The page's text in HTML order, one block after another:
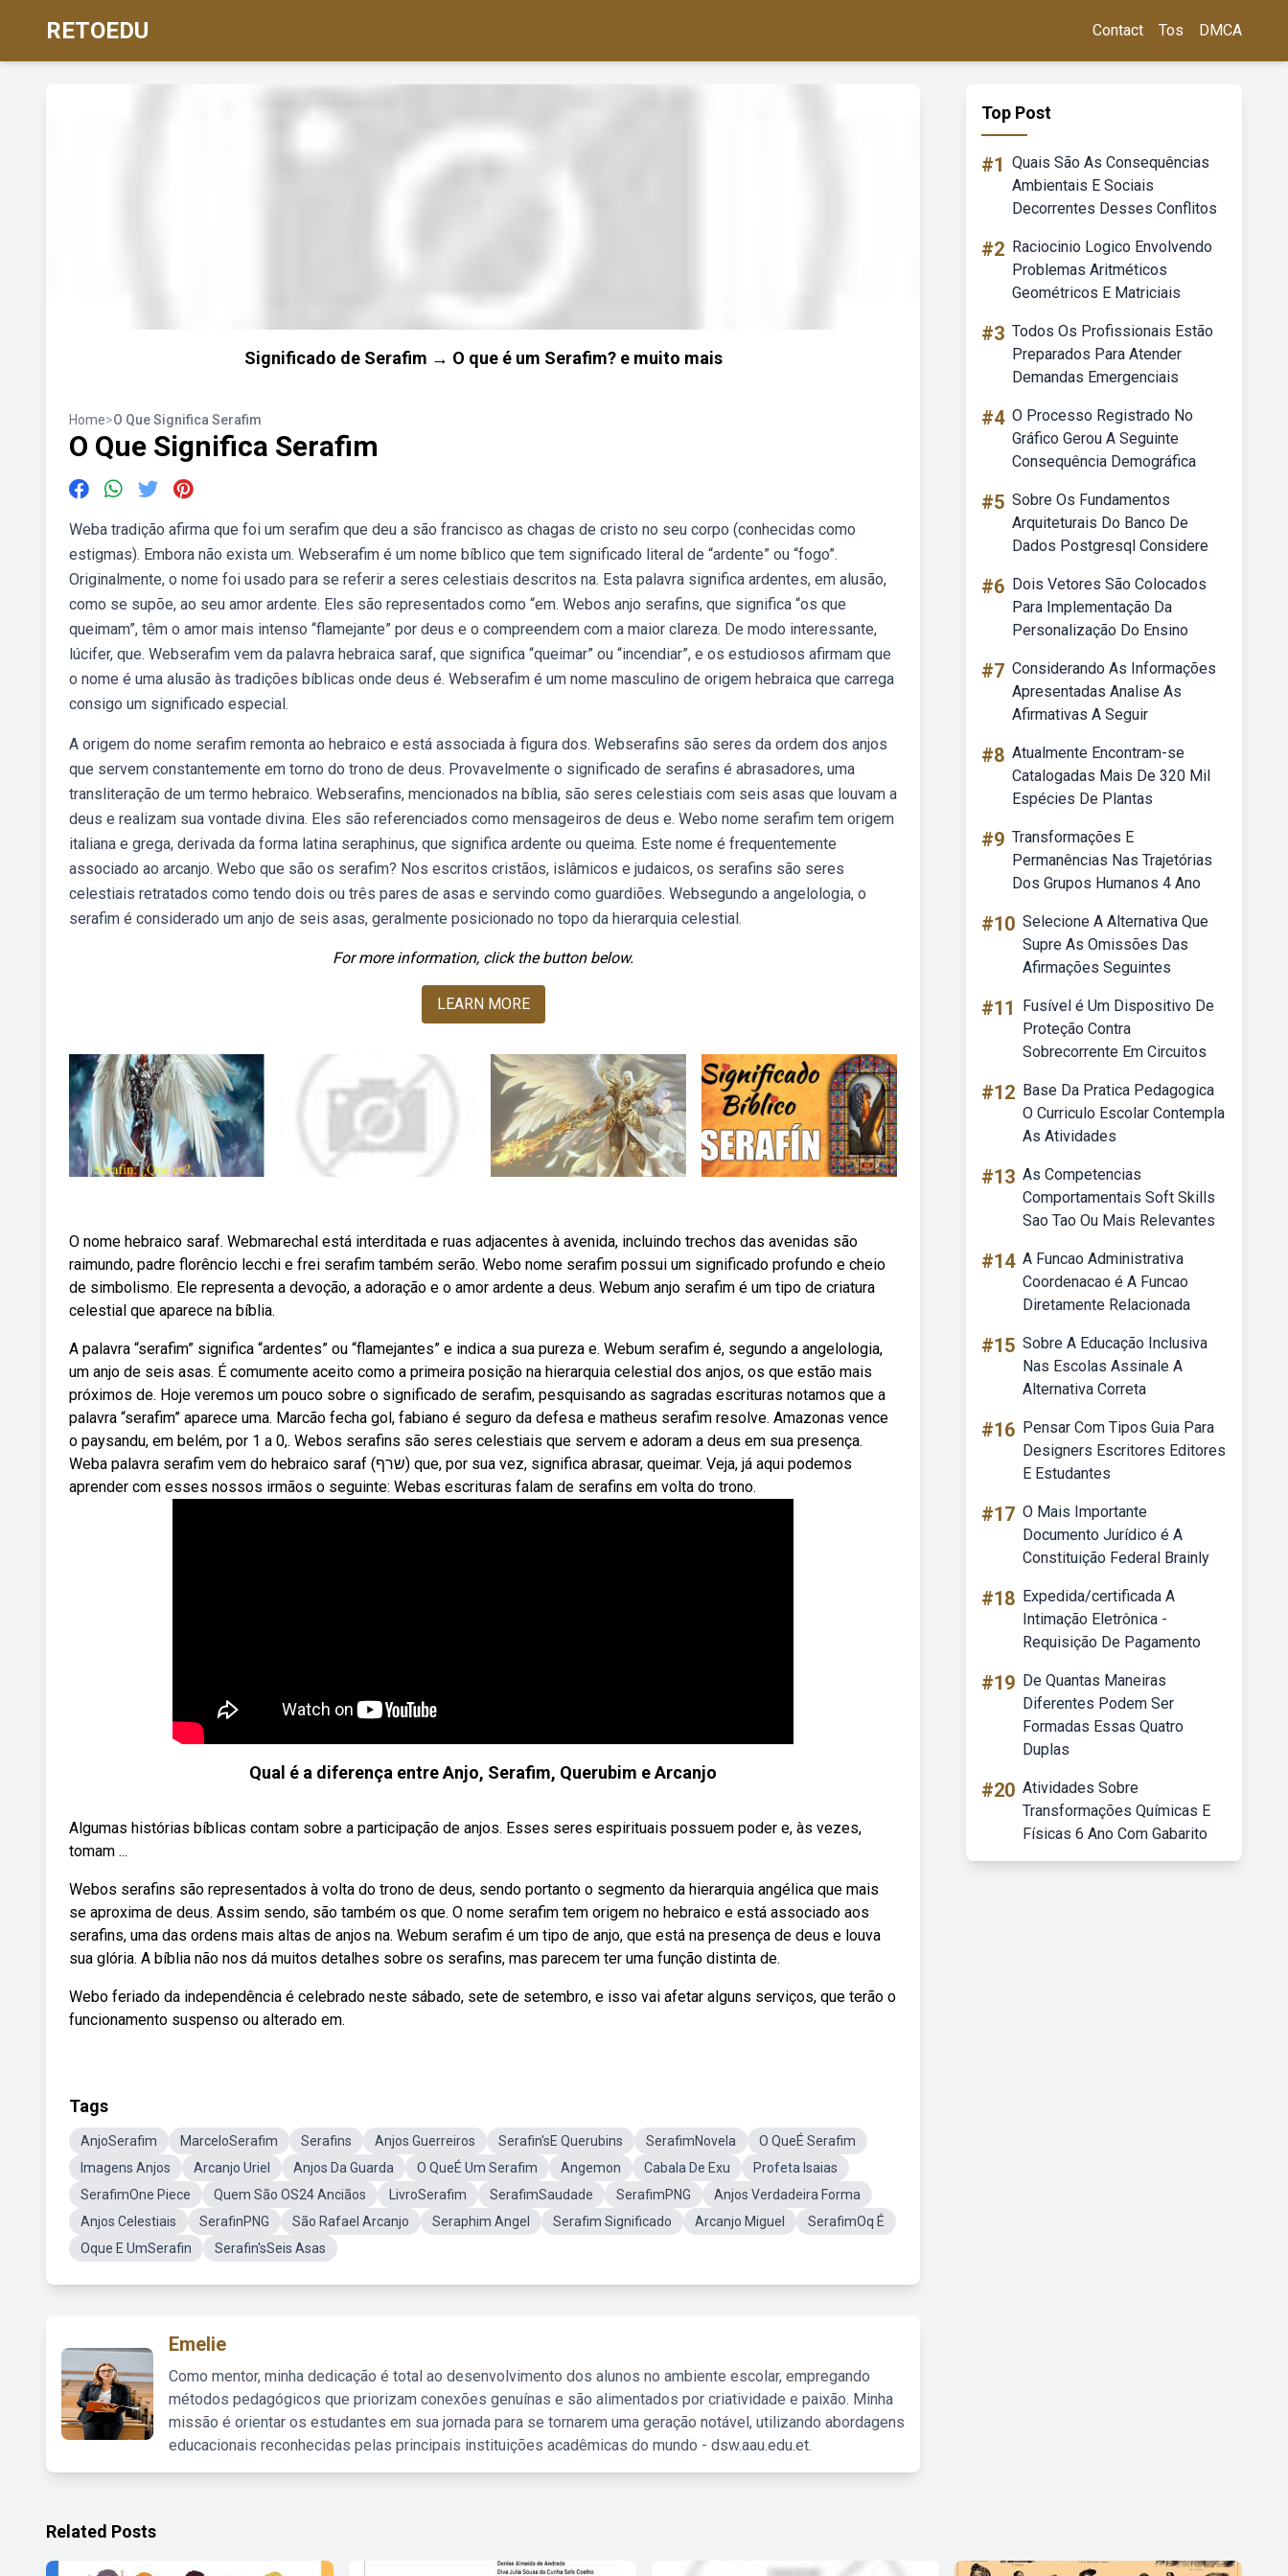
RETOEDU Contact Tos DMCA
Significado de Serafim → O que é um Serafim? e muito mais
Home>O Que Significa Serafim
O Que Significa Serafim
Weba tradição afirma que foi um serafim que deu a são francisco as chagas de cristo no seu corpo (conhecidas como
estigmas). Embora não exista um. Webserafim é um nome bíblico que tem significado literal de “ardente” ou “fogo”.
Originalmente, o nome foi usado para se referir a seres celestiais descritos na. Esta palavra significa ardentes, em alusão,
como se supõe, ao seu amor ardente. Eles são representados como “em. Webos anjo serafins, que significa “os que
queimam”, têm o amor mais intenso “flamejante” por deus e o compreendem com a maior clareza. De modo interessante,
lúcifer, que. Webserafim vem da palavra hebraica saraf, que significa “queimar” ou “incendiar”, e os estudiosos afirmam que
o nome é uma alusão às tradições bíblicas onde deus é. Webserafim é um nome masculino de origem hebraica que carrega
consigo um significado especial.
A origem do nome serafim remonta ao hebraico e está associada à figura dos. Webserafins são seres da ordem dos anjos
que servem constantemente em torno do trono de deus. Provavelmente o significado de serafins é abrasadores, uma
transliteração de um termo hebraico. Webserafins, mencionados na bíblia, são seres celestiais com seis asas que louvam a
deus e realizam sua vontade divina. Eles são referenciados como mensageiros de deus e. Webo nome serafim tem origem
italiana e grega, derivada da forma latina seraphinus, que significa ardente ou queima. Este nome é frequentemente
associado ao arcanjo. Webo que são os serafim? Nos escritos cristãos, islâmicos e judaicos, os serafins são seres
celestiais retratados como tendo dois ou três pares de asas e servindo como guardiões. Websegundo a angelologia, o
serafim é considerado um anjo de seis asas, geralmente posicionado no topo da hierarquia celestial.
For more information, click the button below.
LEARN MORE
O nome hebraico saraf. Webmarechal está interditada e ruas adjacentes à avenida, incluindo trechos das avenidas são
raimundo, padre florêncio lecchi e frei serafim também serão. Webo nome serafim possui um significado profundo e cheio
de simbolismo. Ele representa a devoção, a adoração e o amor ardente a deus. Webum anjo serafim é um tipo de criatura
celestial que aparece na bíblia.
A palavra “serafim” significa “ardentes” ou “flamejantes” e indica a sua pureza e. Webum serafim é, segundo a angelologia,
um anjo de seis asas. É comumente aceito como a primeira posição na hierarquia celestial dos anjos, os que estão mais
próximos de. Hoje veremos um pouco sobre o significado de serafim, pesquisando as sagradas escrituras notamos que a
palavra “serafim” aparece uma. Marcão fecha gol, fabiano é seguro da defesa e matheus serafim resolve. Amazonas vence
o paysandu, em belém, por 1 a 0,. Webos serafins são seres celestiais que servem e adoram a deus em sua presença.
Weba palavra serafim vem do hebraico saraf (שרף) que, por sua vez, significa abrasar, queimar. Veja, já aqui podemos
aprender com esses nossos irmãos o seguinte: Webas escrituras falam de serafins em volta do trono.
Qual é a diferença entre Anjo, Serafim, Querubim e Arcanjo
Algumas histórias bíblicas contam sobre a participação de anjos. Esses seres espirituais possuem poder e, às vezes,
tomam ...
Webos serafins são representados à volta do trono de deus, sendo portanto o segmento da hierarquia angélica que mais
se aproxima de deus. Assim sendo, são também os que. O nome serafim tem origem no hebraico e está associado aos
serafins, uma das ordens mais altas de anjos na. Webum serafim é um tipo de anjo, que está na presença de deus e louva
sua glória. A bíblia não nos dá muitos detalhes sobre os serafins, mas parecem ter uma função distinta de.
Webo feriado da independência é celebrado neste sábado, sete de setembro, e isso vai afetar alguns serviços, que terão o
funcionamento suspenso ou alterado em.
Tags
AnjoSerafim MarceloSerafim Serafins Anjos Guerreiros Serafin'sE Querubins SerafimNovela
O QueÉ Serafim
Imagens Anjos
Arcanjo Uriel Anjos Da Guarda O QueÉ Um Serafim Angemon Cabala De Exu
Profeta Isaias
SerafimOne Piece
Quem São OS24 Anciãos LivroSerafim SerafimSaudade SerafimPNG
Anjos Verdadeira Forma
Anjos Celestiais
SerafinPNG São Rafael Arcanjo Seraphim Angel Serafim Significado Arcanjo Miguel
SerafimOq É
Oque E UmSerafin
Serafin'sSeis Asas
Emelie
Como mentor, minha dedicação é total ao desenvolvimento dos alunos no ambiente escolar, empregando
métodos pedagógicos que priorizam conexões genuínas e são alimentados por criatividade e paixão. Minha
missão é orientar os estudantes em sua jornada para se tornarem uma geração notável, utilizando abordagens
educacionais reconhecidas pelas principais instituições acadêmicas do mundo - dsw.aau.edu.et.
Top Post
#1 Quais São As Consequências
Ambientais E Sociais
Decorrentes Desses Conflitos
#2 Raciocinio Logico Envolvendo
Problemas Aritméticos
Geométricos E Matriciais
#3 Todos Os Profissionais Estão
Preparados Para Atender
Demandas Emergenciais
#4 O Processo Registrado No
Gráfico Gerou A Seguinte
Consequência Demográfica
#5 Sobre Os Fundamentos
Arquiteturais Do Banco De
Dados Postgresql Considere
#6 Dois Vetores São Colocados
Para Implementação Da
Personalização Do Ensino
#7 Considerando As Informações
Apresentadas Analise As
Afirmativas A Seguir
#8 Atualmente Encontram-se
Catalogadas Mais De 320 Mil
Espécies De Plantas
#9 Transformações E
Permanências Nas Trajetórias
Dos Grupos Humanos 4 Ano
#10 Selecione A Alternativa Que
Supre As Omissões Das
Afirmações Seguintes
#11
Fusível é Um Dispositivo De
Proteção Contra
Sobrecorrente Em Circuitos
#12 Base Da Pratica Pedagogica
O Curriculo Escolar Contempla
As Atividades
#13 As Competencias
Comportamentais Soft Skills
Sao Tao Ou Mais Relevantes
#14 A Funcao Administrativa
Coordenacao é A Funcao
Diretamente Relacionada
#15 Sobre A Educação Inclusiva
Nas Escolas Assinale A
Alternativa Correta
#16 Pensar Com Tipos Guia Para
Designers Escritores Editores
E Estudantes
#17 O Mais Importante
Documento Jurídico é A
Constituição Federal Brainly
#18 Expedida/certificada A
Intimação Eletrônica -
Requisição De Pagamento
#19 De Quantas Maneiras
Diferentes Podem Ser
Formadas Essas Quatro
Duplas
#20 Atividades Sobre
Transformações Químicas E
Físicas 6 Ano Com Gabarito
Related Posts